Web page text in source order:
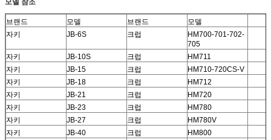
모델 참조
브랜드 모델 브랜드
모델
자키
JB-6S 크럽
HM700-701-702-
705
자키
JB-10S 크럽
HM711
자키
JB-15 크럽
HM710-720CS-V
자키
JB-18 크럽
HM712
자키
JB-21 크럽
HM720
자키
JB-23 크럽
HM780
자키
JB-27 크럽
HM780V
자키
JB-40 크럽
HM800